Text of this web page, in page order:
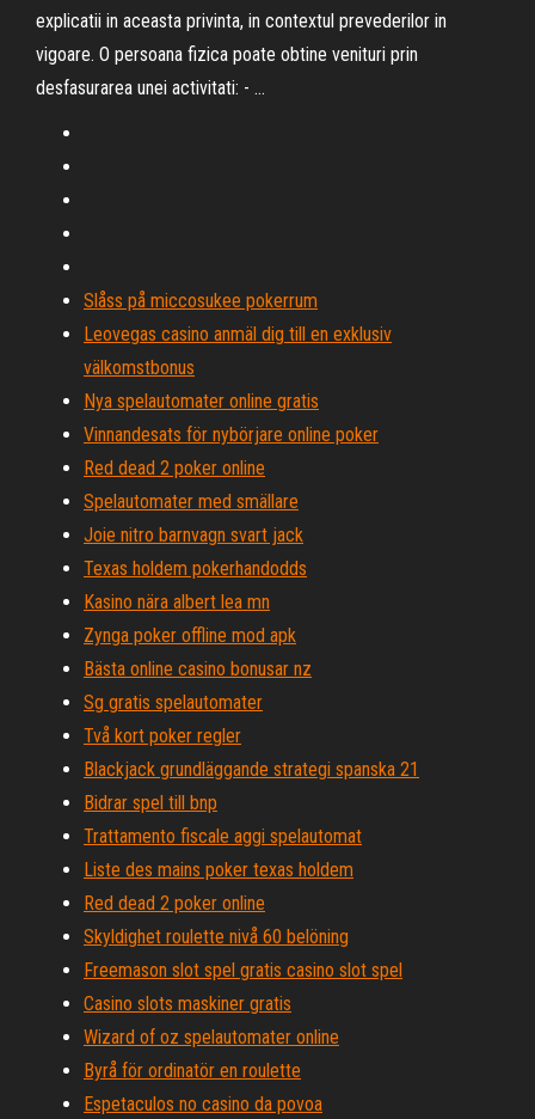
explicatii in aceasta privinta, in contextul prevederilor in
vigoare. O persoana fizica poate obtine venituri prin
desfasurarea unei activitati: - …
Slåss på miccosukee pokerrum
Leovegas casino anmäl dig till en exklusiv
välkomstbonus
Nya spelautomater online gratis
Vinnandesats för nybörjare online poker
Red dead 2 poker online
Spelautomater med smällare
Joie nitro barnvagn svart jack
Texas holdem pokerhandodds
Kasino nära albert lea mn
Zynga poker offline mod apk
Bästa online casino bonusar nz
Sg gratis spelautomater
Två kort poker regler
Blackjack grundläggande strategi spanska 21
Bidrar spel till bnp
Trattamento fiscale aggi spelautomat
Liste des mains poker texas holdem
Red dead 2 poker online
Skyldighet roulette nivå 60 belöning
Freemason slot spel gratis casino slot spel
Casino slots maskiner gratis
Wizard of oz spelautomater online
Byrå för ordinatör en roulette
Espetaculos no casino da povoa